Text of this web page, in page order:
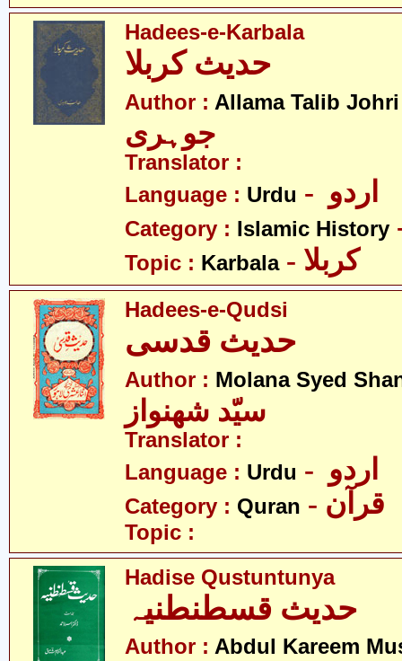
Hadees-e-Karbala
حدیث کربلا
Author : Allama Talib Johri
جوہری
Translator :
Language : Urdu
Category : Islamic History
Topic : Karbala - کربلا
Hadees-e-Qudsi
حدیث قدسی
Author : Molana Syed
Translator :
Language : Urdu
Category : Quran - قرآن
Topic :
Hadise Qustuntunya
Author : Abdul Kareem